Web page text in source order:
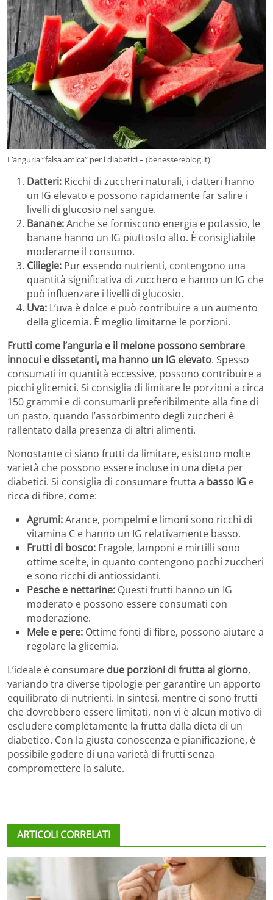
L’anguria “falsa amica” per i diabetici – (benessereblog.it)
Datteri: Ricchi di zuccheri naturali, i datteri hanno
un IG elevato e possono rapidamente far salire i
livelli di glucosio nel sangue.
Banane:Anche se forniscono energia e potassio, le
banane hanno un IG piuttosto alto. È consigliabile
moderarne il consumo.
Ciliegie: Pur essendo nutrienti, contengono una
quantità significativa di zucchero e hanno un IG che
può influenzare i livelli di glucosio.
Uva: L’uva è dolce e può contribuire a un aumento
della glicemia. È meglio limitarne le porzioni.
Frutti come l’anguria e il melone possono sembrare
innocui e dissetanti, ma hanno un IG elevato. Spesso
consumati in quantità eccessive, possono contribuire a
picchi glicemici. Si consiglia di limitare le porzioni a circa
150 grammi e di consumarli preferibilmente alla fine di
un pasto, quando l’assorbimento degli zuccheri è
rallentato dalla presenza di altri alimenti.
Nonostante ci siano frutti da limitare, esistono molte
varietà che possono essere incluse in una dieta per
diabetici. Si consiglia di consumare frutta a basso IG e
ricca di fibre, come:
Agrumi:Arance, pompelmi e limoni sono ricchi di
vitamina C e hanno un IG relativamente basso.
Frutti di bosco: Fragole, lamponi e mirtilli sono
ottime scelte, in quanto contengono pochi zuccheri
e sono ricchi di antiossidanti.
Pesche e nettarine: Questi frutti hanno un IG
moderato e possono essere consumati con
moderazione.
Mele e pere: Ottime fonti di fibre, possono aiutare a
regolare la glicemia.
L’ideale è consumare due porzioni di frutta al giorno,
variando tra diverse tipologie per garantire un apporto
equilibrato di nutrienti. In sintesi, mentre ci sono frutti
che dovrebbero essere limitati, non vi è alcun motivo di
escludere completamente la frutta dalla dieta di un
diabetico. Con la giusta conoscenza e pianificazione, è
possibile godere di una varietà di frutti senza
compromettere la salute.
ARTICOLI CORRELATI